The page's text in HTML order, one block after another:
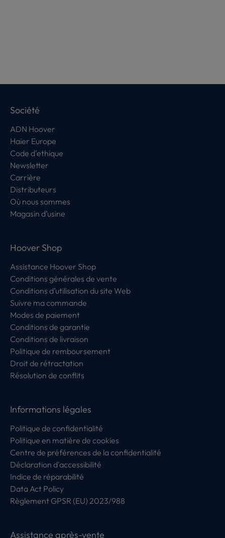
Société
ADN Hoover
Haier Europe
Code d'ethique
Newsletter
Carrière
Distributeurs
Où nous sommes
Magasin d’usine
Hoover Shop
Assistance Hoover Shop
Conditions générales de vente
Conditions d’utilisation du site Web
Suivre ma commande
Modes de paiement
Conditions de garantie
Conditions de livraison
Politique de remboursement
Droit de rétractation
Résolution de conflits
Informations légales
Politique de confidentialité
Politique en matière de cookies
Centre de préférences de la confidentialité
Déclaration d'accessibilité
Indice de réparabilité
Data Act Policy
Règlement GPSR (EU) 2023/988
Assistance après-vente